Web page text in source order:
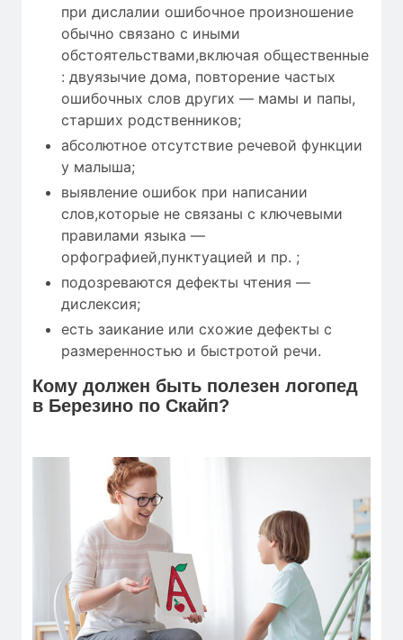
при дислалии ошибочное произношение
обычно связано с иными
обстоятельствами,включая общественные
: двуязычие дома, повторение частых
ошибочных слов других — мамы и папы,
старших родственников;
абсолютное отсутствие речевой функции
у малыша;
выявление ошибок при написании
слов,которые не связаны с ключевыми
правилами языка —
орфографией,пунктуацией и пр. ;
подозреваются дефекты чтения —
дислексия;
есть заикание или схожие дефекты с
размеренностью и быстротой речи.
Кому должен быть полезен логопед
в Березино по Скайп?